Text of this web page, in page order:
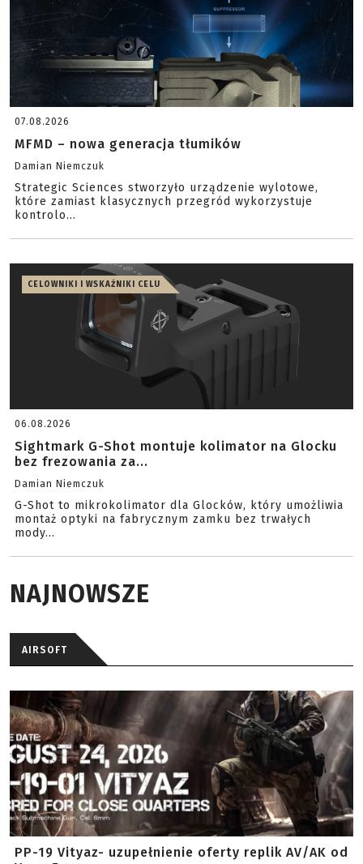
07.08.2026
MFMD – nowa generacja tłumików
Damian Niemczuk
Strategic Sciences stworzyło urządzenie wylotowe,
które zamiast klasycznych przegród wykorzystuje
kontrolo...
CELOWNIKI I WSKAŹNIKI CELU
06.08.2026
Sightmark G-Shot montuje kolimator na Glocku
bez frezowania za...
Damian Niemczuk
G-Shot to mikrokolimator dla Glocków, który umożliwia
montaż optyki na fabrycznym zamku bez trwałych
mody...
NAJNOWSZE
AIRSOFT
PP-19 Vityaz- uzupełnienie oferty replik AV/AK od